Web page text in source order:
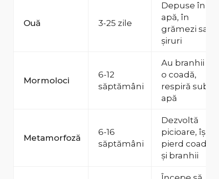
Ouă 3-25 zile
Depuse în
apă, în
grămezi sau
șiruri
Mormoloci
6-12
săptămâni
Au branhii și
o coadă,
respiră sub
apă
Metamorfoză
6-16
săptămâni
Dezvoltă
picioare, își
pierd coada
și branhii